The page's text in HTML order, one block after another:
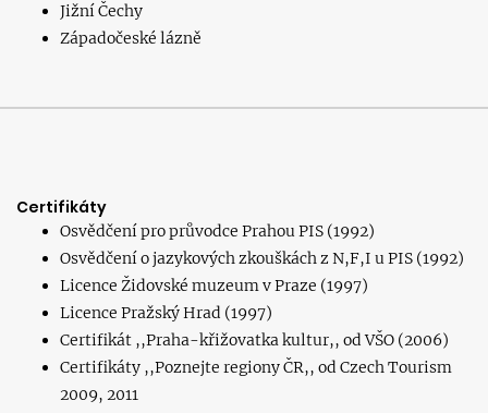
Jižní Čechy
Západočeské lázně
Certifikáty
Osvědčení pro průvodce Prahou PIS (1992)
Osvědčení o jazykových zkouškách z N,F,I u PIS (1992)
Licence Židovské muzeum v Praze (1997)
Licence Pražský Hrad (1997)
Certifikát ,,Praha-křižovatka kultur,, od VŠO (2006)
Certifikáty ,,Poznejte regiony ČR,, od Czech Tourism
2009, 2011